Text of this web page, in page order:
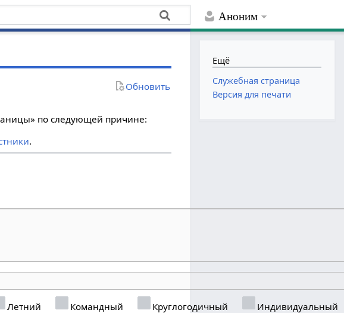
Аноним
Обновить
по следующей причине:
.
Летний Командный Круглогодичный
Индивидуальный
Ещё
Служебная страница
Версия для печати